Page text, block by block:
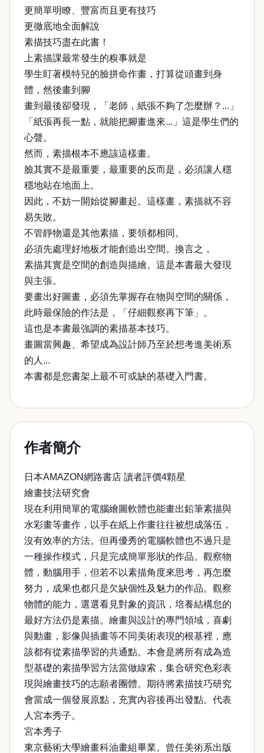
更簡單明瞭、豐富而且更有技巧
更徹底地全面解說
素描技巧盡在此書！
上素描課最常發生的糗事就是
學生盯著模特兒的臉拼命作畫，打算從頭畫到身
體，然後畫到腳
畫到最後卻發現，「老師，紙張不夠了怎麼辦？...」
「紙張再長一點，就能把腳畫進來...」這是學生們的
心聲。
然而，素描根本不應該這樣畫。
臉其實不是最重要，最重要的反而是，必須讓人穩
穩地站在地面上。
因此，不妨一開始從腳畫起。這樣畫，素描就不容
易失敗。
不管靜物還是其他素描，要領都相同。
必須先處理好地板才能創造出空間。換言之，
素描其實是空間的創造與描繪。這是本書最大發現
與主張。
要畫出好圖畫，必須先掌握存在物與空間的關係，
此時最保險的作法是，「仔細觀察再下筆」。
這也是本書最強調的素描基本技巧。
畫圖當興趣、希望成為設計師乃至於想考進美術系
的人...
本書都是您書架上最不可或缺的基礎入門書。
作者簡介
日本AMAZON網路書店 讀者評價4顆星
繪畫技法研究會
現在利用簡單的電腦繪圖軟體也能畫出鉛筆素描與
水彩畫等畫作，以手在紙上作畫往往被想成落伍，
沒有效率的方法。但再優秀的電腦軟體也不過只是
一種操作模式，只是完成簡單形狀的作品。觀察物
體，動腦用手，但若不以素描角度來思考，再怎麼
努力，成果也都只是欠缺個性及魅力的作品。觀察
物體的能力，選選看見對象的資訊，培養結構怠的
最好方法仍是素描。繪畫與設計的專門領域，喜劇
與動畫，影像與插畫等不同美術表現的根基裡，應
該都有從素描學習的共通點。本會是將所有成為造
型基礎的素描學習方法當做線索，集合研究色彩表
現與繪畫技巧的志願者團體。期待將素描技巧研究
會當成一個發展原點，充實內容後再出發點。代表
人宮本秀子。
宮本秀子
東京藝術大學繪畫科油畫組畢業。曾任美術系出版